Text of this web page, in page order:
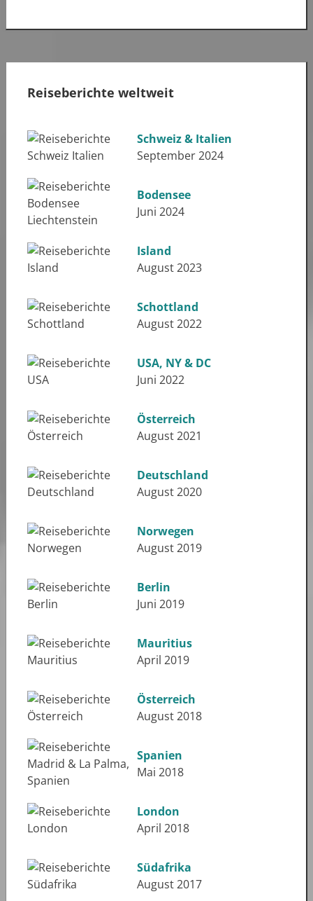
Reiseberichte weltweit
Schweiz & Italien
September 2024
Bodensee
Juni 2024
Island
August 2023
Schottland
August 2022
USA, NY & DC
Juni 2022
Österreich
August 2021
Deutschland
August 2020
Norwegen
August 2019
Berlin
Juni 2019
Mauritius
April 2019
Österreich
August 2018
Spanien
Mai 2018
London
April 2018
Südafrika
August 2017